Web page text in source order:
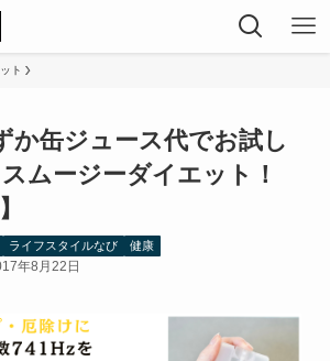
ト
か缶ジュース代でお試し
ムージーダイエット！
ライフスタイルなび 健康
年8月22日